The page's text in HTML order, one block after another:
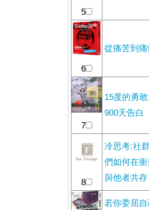
5
6
從痛苦到
7
15度的勇
900天告白
8
冷思考:社
們如何在
與他者共存
若你委屈